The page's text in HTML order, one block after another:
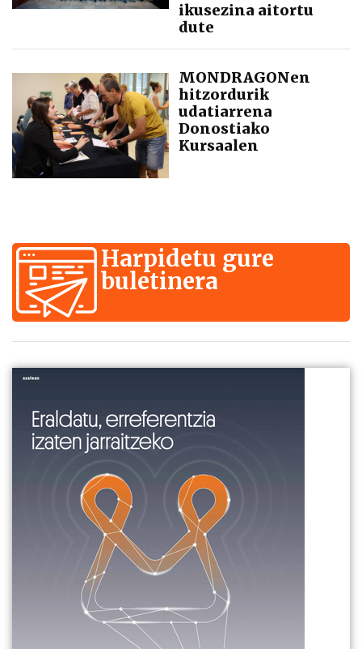
ikusezina aitortu
dute
MONDRAGONen
hitzordurik
udatiarrena
Donostiako
Kursaalen
Harpidetu gure
buletinera